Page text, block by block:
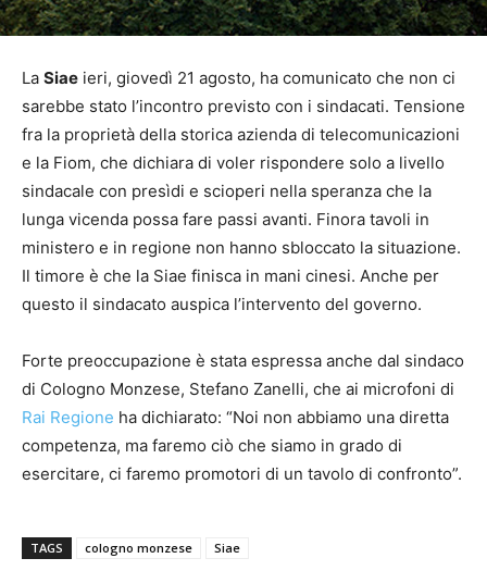
La Siae ieri, giovedì 21 agosto, ha comunicato che non ci
sarebbe stato l’incontro previsto con i sindacati. Tensione
fra la proprietà della storica azienda di telecomunicazioni
e la Fiom, che dichiara di voler rispondere solo a livello
sindacale con presìdi e scioperi nella speranza che la
lunga vicenda possa fare passi avanti. Finora tavoli in
ministero e in regione non hanno sbloccato la situazione.
Il timore è che la Siae finisca in mani cinesi. Anche per
questo il sindacato auspica l’intervento del governo.
Forte preoccupazione è stata espressa anche dal sindaco
di Cologno Monzese, Stefano Zanelli, che ai microfoni di
Rai Regione ha dichiarato: “Noi non abbiamo una diretta
competenza, ma faremo ciò che siamo in grado di
esercitare, ci faremo promotori di un tavolo di confronto”.
TAGS cologno monzese Siae